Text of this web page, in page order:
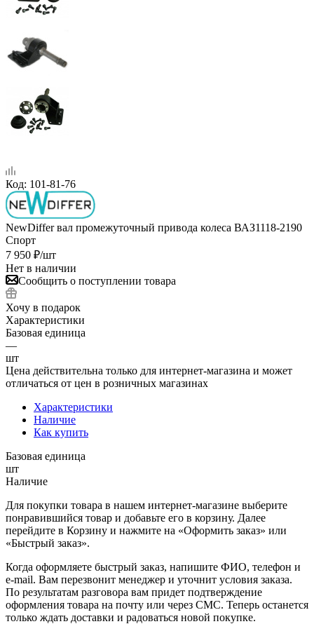
Код: 101-81-76
NewDiffer вал промежуточный привода колеса ВАЗ1118-2190
Спорт
7 950 ₽/шт
Нет в наличии
Сообщить о поступлении товара
Хочу в подарок
Характеристики
Базовая единица
—
шт
Цена действительна только для интернет-магазина и может
отличаться от цен в розничных магазинах
Характеристики
Наличие
Как купить
Базовая единица
шт
Наличие
Для покупки товара в нашем интернет-магазине выберите
понравившийся товар и добавьте его в корзину. Далее
перейдите в Корзину и нажмите на «Оформить заказ» или
«Быстрый заказ».
Когда оформляете быстрый заказ, напишите ФИО, телефон и
e-mail. Вам перезвонит менеджер и уточнит условия заказа.
По результатам разговора вам придет подтверждение
оформления товара на почту или через СМС. Теперь останется
только ждать доставки и радоваться новой покупке.